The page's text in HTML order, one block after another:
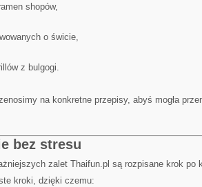
shopów,
o świcie,
z bulgogi.
na konkretne przepisy, abyś mogła
bez stresu
zalet Thaifun.pl są rozpisane krok po
kroki, dzięki czemu: